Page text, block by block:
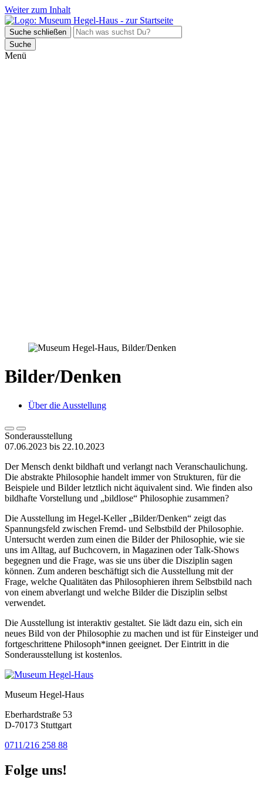
Weiter zum Inhalt
Suche schließen
Suche
Menü
Bilder/Denken
Über die Ausstellung
Sonderausstellung
07.06.2023 bis 22.10.2023
Der Mensch denkt bildhaft und verlangt nach Veranschaulichung.
Die abstrakte Philosophie handelt immer von Strukturen, für die
Beispiele und Bilder letztlich nicht äquivalent sind. Wie finden also
bildhafte Vorstellung und „bildlose“ Philosophie zusammen?
Die Ausstellung im Hegel-Keller „Bilder/Denken“ zeigt das
Spannungsfeld zwischen Fremd- und Selbstbild der Philosophie.
Untersucht werden zum einen die Bilder der Philosophie, wie sie
uns im Alltag, auf Buchcovern, in Magazinen oder Talk-Shows
begegnen und die Frage, was sie uns über die Disziplin sagen
können. Zum anderen beschäftigt sich die Ausstellung mit der
Frage, welche Qualitäten das Philosophieren ihrem Selbstbild nach
von einem abverlangt und welche Bilder die Disziplin selbst
verwendet.
Die Ausstellung ist interaktiv gestaltet. Sie lädt dazu ein, sich ein
neues Bild von der Philosophie zu machen und ist für Einsteiger und
fortgeschrittene Philosoph*innen geeignet. Der Eintritt in die
Sonderausstellung ist kostenlos.
Museum Hegel-Haus
Eberhardstraße 53
D-70173 Stuttgart
0711/216 258 88
Folge uns!